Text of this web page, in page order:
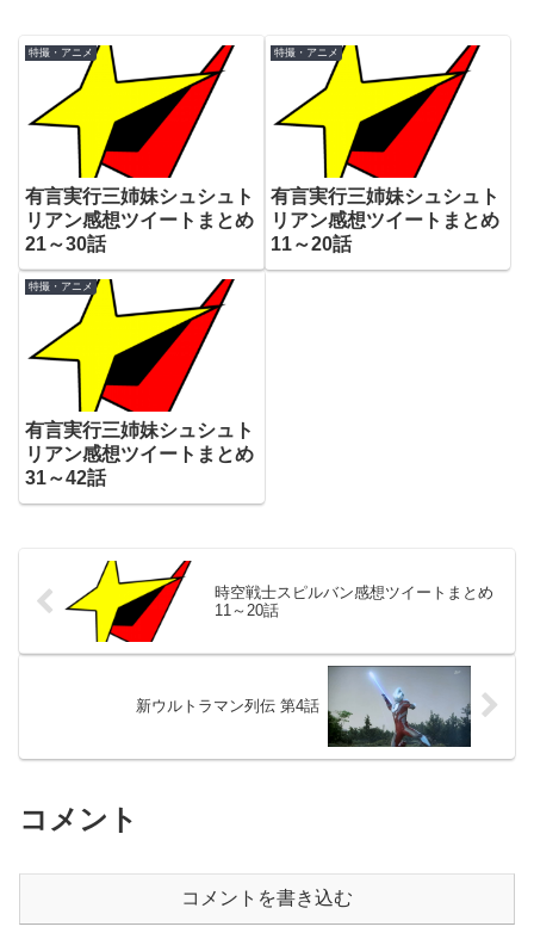
特撮・アニメ
有言実行三姉妹シュシュト
リアン感想ツイートまとめ
21～30話
特撮・アニメ
有言実行三姉妹シュシュト
リアン感想ツイートまとめ
11～20話
特撮・アニメ
有言実行三姉妹シュシュト
リアン感想ツイートまとめ
31～42話
時空戦士スピルバン感想ツイートまとめ
11～20話
新ウルトラマン列伝 第4話
コメント
コメントを書き込む